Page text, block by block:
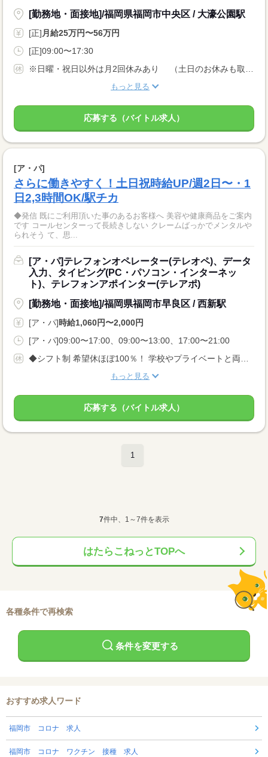
[勤務地・面接地]/福岡県福岡市中央区 / 大濠公園駅
[正]月給25万円〜56万円
[正]09:00〜17:30
※日曜・祝日以外は月2回休みあり （土日のお休みも取れます） ■有給休暇 ■GW休暇 ■夏季休暇 ■冬期休暇 ■慶弔休暇 ■特別休暇
もっと見る
応募する（バイトル求人）
[ア・パ]
さらに働きやすく！土日祝時給UP/週2日〜・1
日2,3時間OK/駅チカ
◆発信 既にご利用頂いた事のあるお客様へ 美容や健康商品をご案内
です コールセンターって長続きしない クレームばっかでメンタルや
られそう て、思...
[ア・パ]テレフォンオペレーター(テレオペ)、データ
入力、タイピング(PC・パソコン・インターネッ
ト)、テレフォンアポインター(テレアポ)
[勤務地・面接地]/福岡県福岡市早良区 / 西新駅
[ア・パ]時給1,060円〜2,000円
[ア・パ]09:00〜17:00、09:00〜13:00、17:00〜21:00
◆シフト制 希望休ほぼ100％！ 学校やプライベートと両立できちゃう！ ◆有給休暇 有給消化率は98%！
もっと見る
応募する（バイトル求人）
1
7件中、1～7件を表示
はたらこねっとTOPへ
各種条件で再検索
条件を変更する
おすすめ求人ワード
福岡市 コロナ 求人
福岡市 コロナ ワクチン 接種 求人